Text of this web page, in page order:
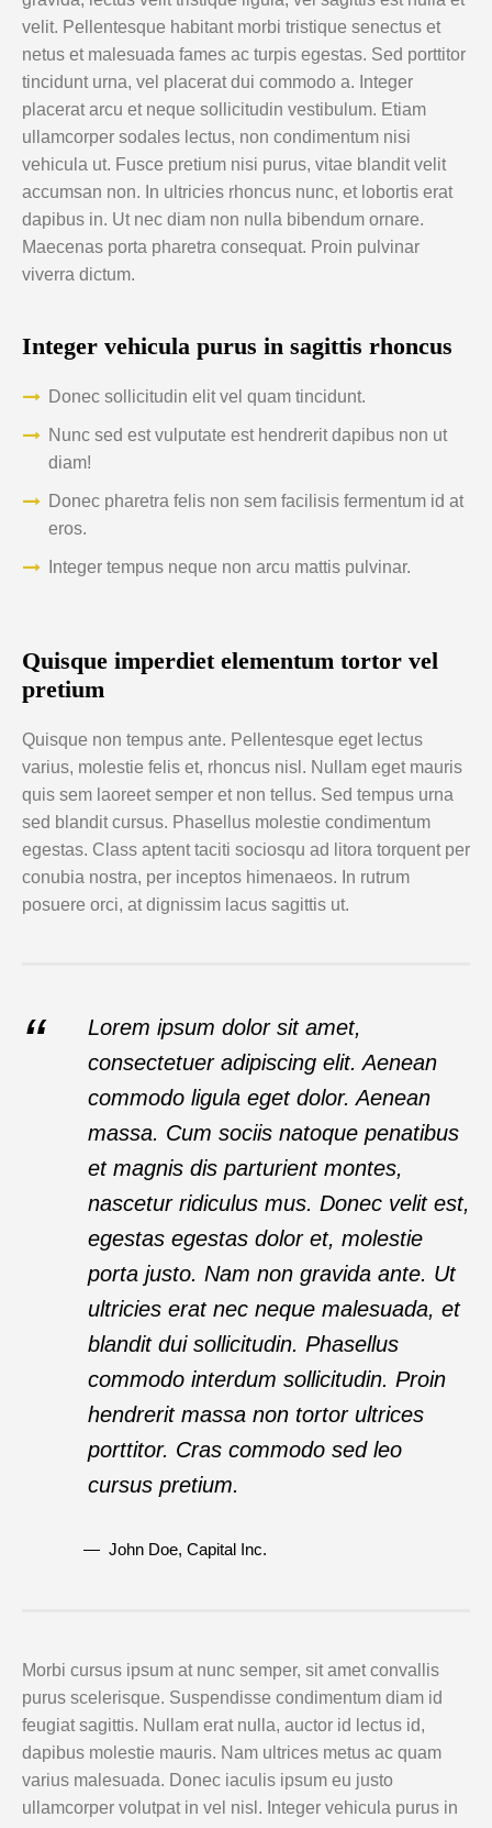
velit. Pellentesque habitant morbi tristique senectus et
netus et malesuada fames ac turpis egestas. Sed porttitor
tincidunt urna, vel placerat dui commodo a. Integer
placerat arcu et neque sollicitudin vestibulum. Etiam
ullamcorper sodales lectus, non condimentum nisi
vehicula ut. Fusce pretium nisi purus, vitae blandit velit
accumsan non. In ultricies rhoncus nunc, et lobortis erat
dapibus in. Ut nec diam non nulla bibendum ornare.
Maecenas porta pharetra consequat. Proin pulvinar
viverra dictum.
Integer vehicula purus in sagittis rhoncus
Donec sollicitudin elit vel quam tincidunt.
Nunc sed est vulputate est hendrerit dapibus non ut
diam!
Donec pharetra felis non sem facilisis fermentum id at
eros.
Integer tempus neque non arcu mattis pulvinar.
Quisque imperdiet elementum tortor vel
pretium
Quisque non tempus ante. Pellentesque eget lectus
varius, molestie felis et, rhoncus nisl. Nullam eget mauris
quis sem laoreet semper et non tellus. Sed tempus urna
sed blandit cursus. Phasellus molestie condimentum
egestas. Class aptent taciti sociosqu ad litora torquent per
conubia nostra, per inceptos himenaeos. In rutrum
posuere orci, at dignissim lacus sagittis ut.
Lorem ipsum dolor sit amet,
consectetuer adipiscing elit. Aenean
commodo ligula eget dolor. Aenean
massa. Cum sociis natoque penatibus
et magnis dis parturient montes,
nascetur ridiculus mus. Donec velit est,
egestas egestas dolor et, molestie
porta justo. Nam non gravida ante. Ut
ultricies erat nec neque malesuada, et
blandit dui sollicitudin. Phasellus
commodo interdum sollicitudin. Proin
hendrerit massa non tortor ultrices
porttitor. Cras commodo sed leo
cursus pretium.
John Doe, Capital Inc.
Morbi cursus ipsum at nunc semper, sit amet convallis
purus scelerisque. Suspendisse condimentum diam id
feugiat sagittis. Nullam erat nulla, auctor id lectus id,
dapibus molestie mauris. Nam ultrices metus ac quam
varius malesuada. Donec iaculis ipsum eu justo
ullamcorper volutpat in vel nisl. Integer vehicula purus in